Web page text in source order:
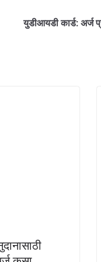
युडीआयडी कार्ड: अर्ज